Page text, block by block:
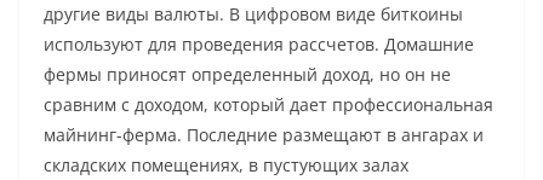
другие виды валюты. В цифровом виде биткоины
используют для проведения рассчетов. Домашние
фермы приносят определенный доход, но он не
сравним с доходом, который дает профессиональная
майнинг-ферма. Последние размещают в ангарах и
складских помещениях, в пустующих залах